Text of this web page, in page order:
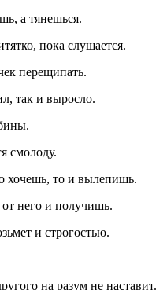
а тянешься.
пока слушается.
перещипать.
так и выросло.
смолоду.
хочешь, то и вылепишь.
него и получишь.
и строгостью.
на разум не наставит.